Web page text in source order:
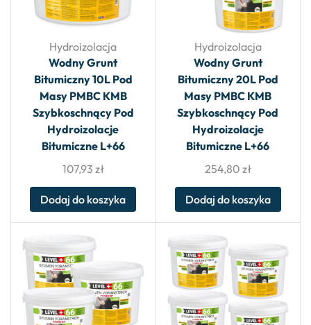
Hydroizolacja
Wodny Grunt
Bitumiczny 10L Pod
Masy PMBC KMB
Szybkoschnący Pod
Hydroizolacje
Bitumiczne L+66
107,93 zł
Dodaj do koszyka
Hydroizolacja
Wodny Grunt
Bitumiczny 20L Pod
Masy PMBC KMB
Szybkoschnący Pod
Hydroizolacje
Bitumiczne L+66
254,80 zł
Dodaj do koszyka